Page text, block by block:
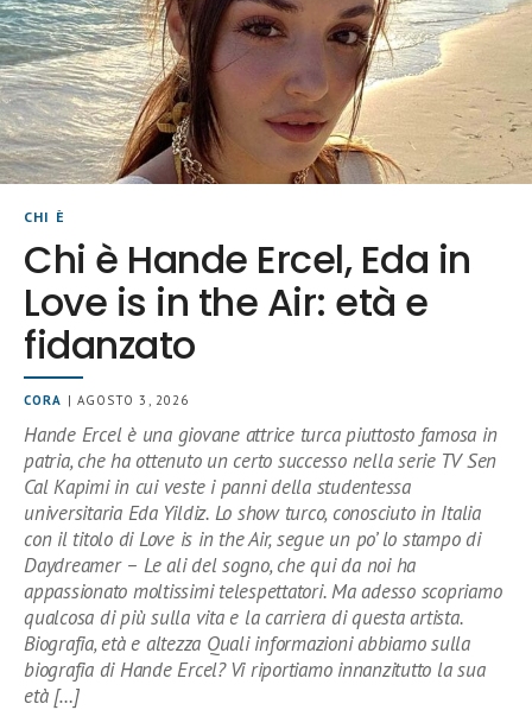
CHI È
Chi è Hande Ercel, Eda in
Love is in the Air: età e
fidanzato
CORA | AGOSTO 3, 2026
Hande Ercel è una giovane attrice turca piuttosto famosa in
patria, che ha ottenuto un certo successo nella serie TV Sen
Cal Kapimi in cui veste i panni della studentessa
universitaria Eda Yildiz. Lo show turco, conosciuto in Italia
con il titolo di Love is in the Air, segue un po’ lo stampo di
Daydreamer – Le ali del sogno, che qui da noi ha
appassionato moltissimi telespettatori. Ma adesso scopriamo
qualcosa di più sulla vita e la carriera di questa artista.
Biografia, età e altezza Quali informazioni abbiamo sulla
biografia di Hande Ercel? Vi riportiamo innanzitutto la sua
età […]